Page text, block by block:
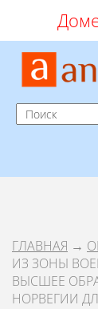
ГЛАВНАЯ →
ИЗ ЗОНЫ
ВЫСШЕЕ
НОРВЕГИИ